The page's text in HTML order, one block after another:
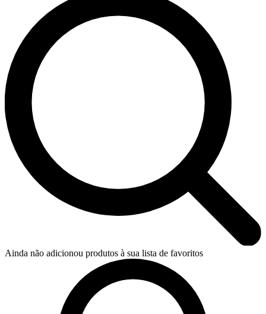
Ainda não adicionou produtos à sua lista de favoritos